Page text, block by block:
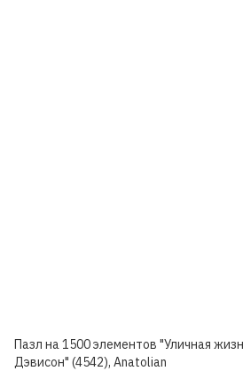
Пазл на 1500 элементов "Уличная
Дэвисон" (4542), Anatolian